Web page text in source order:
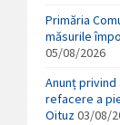
Primăria
măsurile
05/08/2026
Anunț
refacere a
Oituz03/08/